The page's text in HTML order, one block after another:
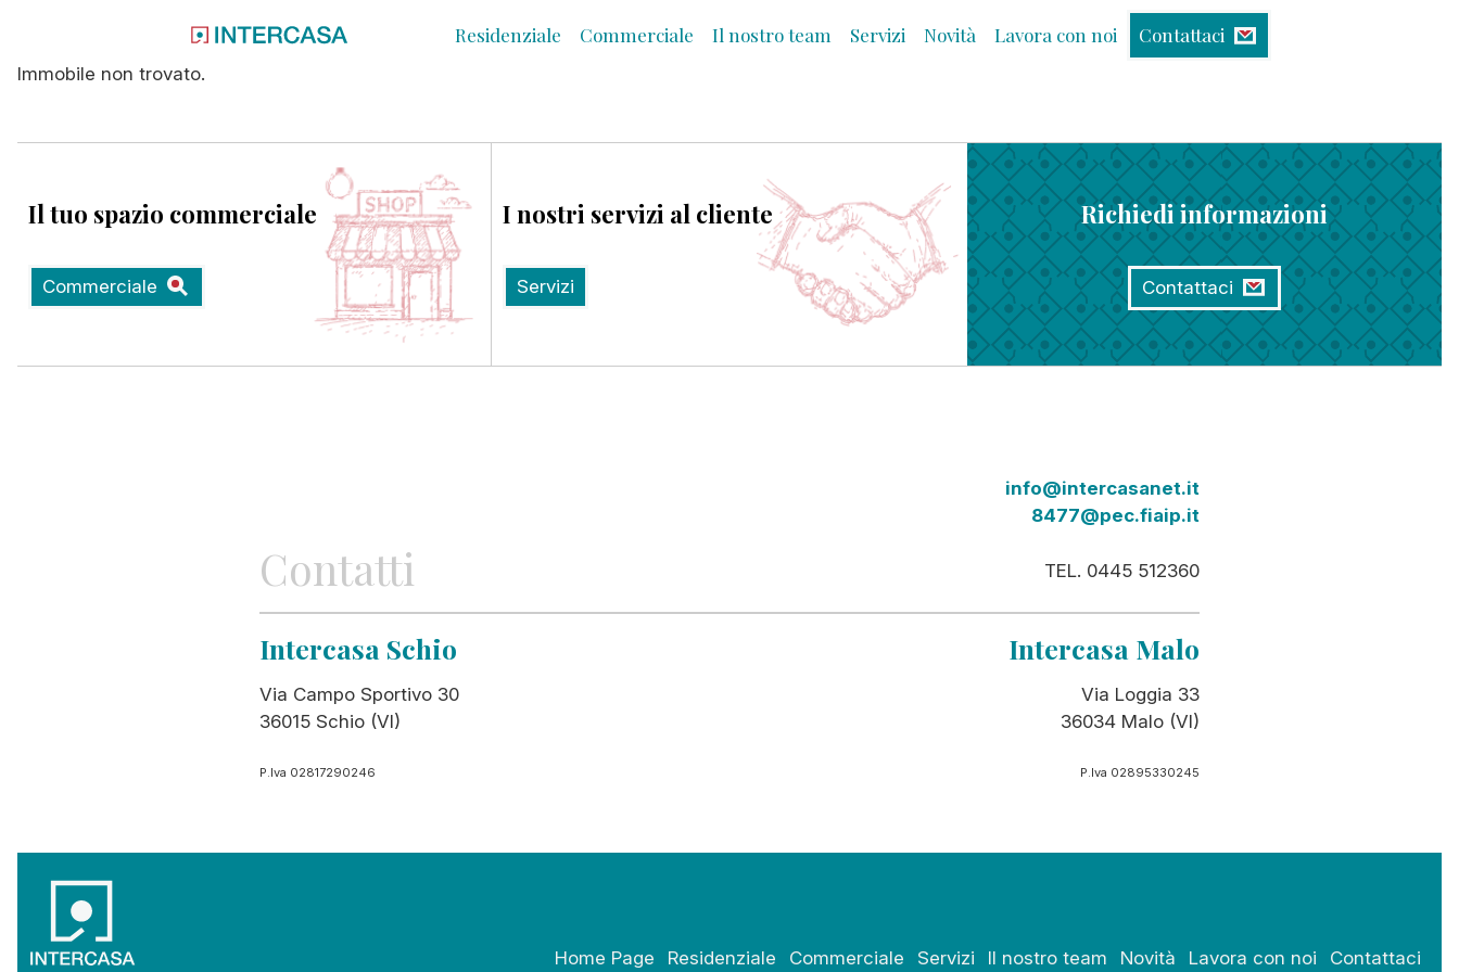
Residenziale Commerciale Il nostro team Servizi Novità Lavora con noi Contattaci
Immobile non trovato.
Il tuo spazio commerciale
Commerciale
I nostri servizi al cliente
Servizi
Richiedi informazioni
Contattaci
Contatti
info@intercasanet.it
8477@pec.fiaip.it
TEL. 0445 512360
Intercasa Schio
Via Campo Sportivo 30
36015 Schio (VI)
P.Iva 02817290246
Intercasa Malo
Via Loggia 33
36034 Malo (VI)
P.Iva 02895330245
Home Page Residenziale Commerciale Servizi Il nostro team Novità Lavora con noi Contattaci